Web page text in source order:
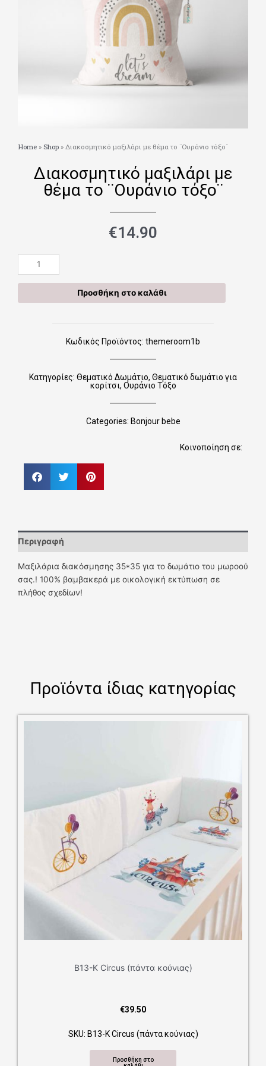
Home » Shop » Διακοσμητικό μαξιλάρι με θέμα το ¨Ουράνιο τόξο¨
Διακοσμητικό μαξιλάρι με
θέμα το ¨Ουράνιο τόξο¨
€14.90
Διακοσμητικό
μαξιλάρι
με
¨Ουράνιο
Προσθήκη στο καλάθι
Κωδικός Προϊόντος: themeroom1b
Κατηγορίες: Θεματικό Δωμάτιο, Θεματικό δωμάτιο για
κορίτσι, Ουράνιο Τόξο
Categories: Bonjour bebe
Κοινοποίηση σε:
Περιγραφή
Μαξιλάρια διακόσμησης 35*35 για το δωμάτιο του μωροού
σας.! 100% βαμβακερά με οικολογική εκτύπωση σε
πλήθος σχεδίων!
Προϊόντα ίδιας κατηγορίας
Β13-Κ Circus (πάντα κούνιας)
€39.50
SKU: Β13-Κ Circus (πάντα κούνιας)
Προσθήκη στο